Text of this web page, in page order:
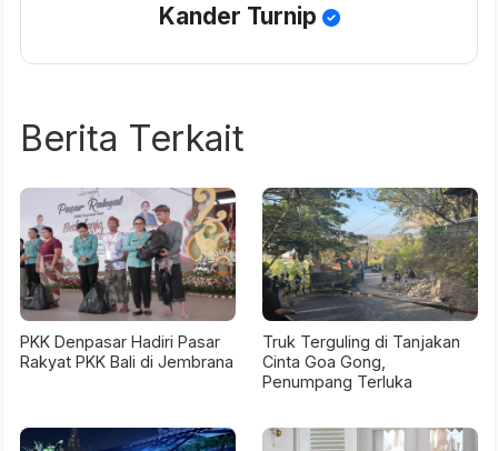
Kander Turnip
Berita Terkait
PKK Denpasar Hadiri Pasar
Rakyat PKK Bali di Jembrana
Truk Terguling di Tanjakan
Cinta Goa Gong,
Penumpang Terluka